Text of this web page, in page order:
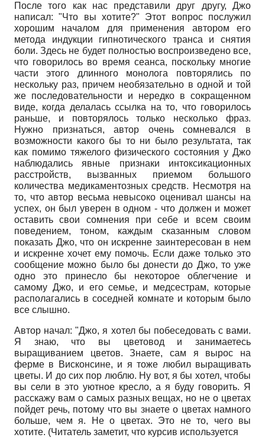
После того как нас представили друг другу, Джо
написал: "Что вы хотите?" Этот вопрос послужил
хорошим началом для применения автором его
метода индукции гипнотического транса и снятия
боли. Здесь не будет полностью воспроизведено все,
что говорилось во время сеанса, поскольку многие
части этого длинного монолога повторялись по
нескольку раз, причем необязательно в одной и той
же последовательности и нередко в сокращенном
виде, когда делалась ссылка на то, что говорилось
раньше, и повторялось только несколько фраз.
Нужно признаться, автор очень сомневался в
возможности какого бы то ни было результата, так
как помимо тяжелого физического состояния у Джо
наблюдались явные признаки интоксикационных
расстройств, вызванных приемом большого
количества медикаментозных средств. Несмотря на
то, что автор весьма невысоко оценивал шансы на
успех, он был уверен в одном - что должен и может
оставить свои сомнения при себе и всем своим
поведением, тоном, каждым сказанным словом
показать Джо, что он искренне заинтересован в нем
и искренне хочет ему помочь. Если даже только это
сообщение можно было бы донести до Джо, то уже
одно это принесло бы некоторое облегчение и
самому Джо, и его семье, и медсестрам, которые
располагались в соседней комнате и которым было
все слышно.
Автор начал: "Джо, я хотел бы побеседовать с вами.
Я знаю, что вы цветовод и занимаетесь
выращиванием цветов. Знаете, сам я вырос на
ферме в Висконсине, и я тоже любил выращивать
цветы. И до сих пор люблю. Ну вот, я бы хотел, чтобы
вы сели в это уютное кресло, а я буду говорить. Я
расскажу вам о самых разных вещах, но не о цветах
пойдет речь, потому что вы знаете о цветах намного
больше, чем я. Не о цветах. Это не то, чего вы
хотите. (Читатель заметит, что курсив используется